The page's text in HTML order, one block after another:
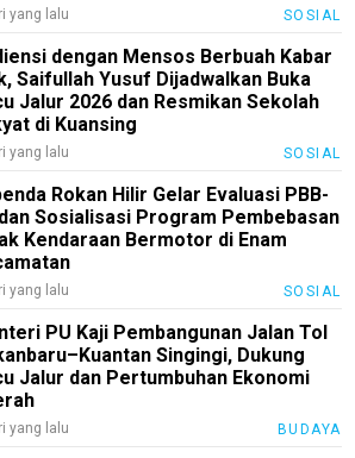
yang lalu SOSIAL
dengan Mensos Berbuah Kabar
Saifullah Yusuf Dijadwalkan Buka
Jalur 2026 dan Resmikan Sekolah
di Kuansing
yang lalu SOSIAL
Rokan Hilir Gelar Evaluasi PBB-
Sosialisasi Program Pembebasan
Kendaraan Bermotor di Enam
yang lalu SOSIAL
PU Kaji Pembangunan Jalan Tol
Singingi, Dukung
Jalur dan Pertumbuhan Ekonomi
yang lalu BUDAYA